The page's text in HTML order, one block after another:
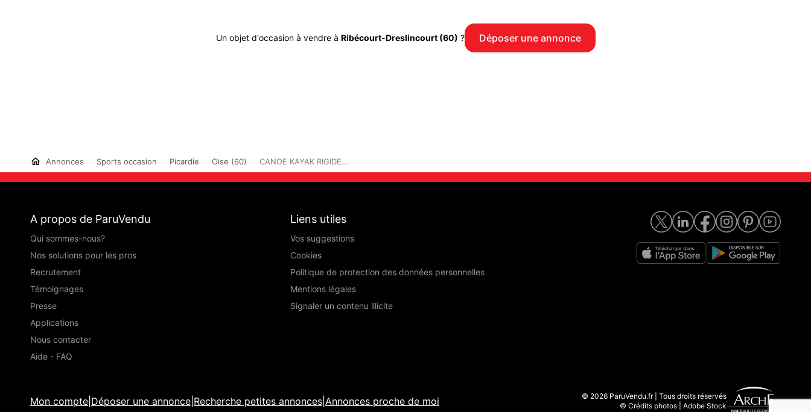
Un objet d'occasion à vendre à Ribécourt-Dreslincourt (60) ? Déposer une annonce
Annonces Sports occasion Picardie Oise (60) CANOE KAYAK RIGIDE...
A propos de ParuVendu
Qui sommes-nous?
Nos solutions pour les pros
Recrutement
Témoignages
Presse
Applications
Nous contacter
Aide - FAQ
Liens utiles
Vos suggestions
Cookies
Politique de protection des données personnelles
Mentions légales
Signaler un contenu illicite
Mon compte Déposer une annonce Recherche petites annonces Annonces proche de moi
© 2026 ParuVendu.fr | Tous droits réservés
© Crédits photos | Adobe Stock